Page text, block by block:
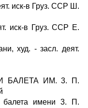
иск-в Груз. ССР Ш.
иск-в Груз. ССР Е.
худ. - засл. деят.
БАЛЕТА ИМ. 3. П.
имени 3. П.